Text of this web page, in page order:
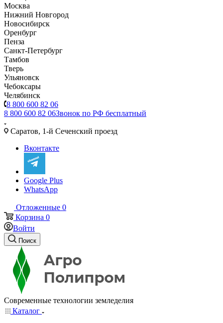
Москва
Нижний Новгород
Новосибирск
Оренбург
Пенза
Санкт-Петербург
Тамбов
Тверь
Ульяновск
Чебоксары
Челябинск
8 800 600 82 06
8 800 600 82 06Звонок по РФ бесплатный
Саратов, 1-й Сеченский проезд
Вконтакте
Google Plus
WhatsApp
Отложенные 0
Корзина 0
Войти
Поиск
Современные технологии земледелия
Каталог